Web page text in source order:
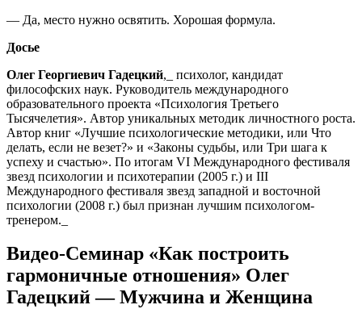
— Да, место нужно освятить. Хорошая формула.
Досье
Олег Георгиевич Гадецкий,_ психолог, кандидат
философских наук. Руководитель международного
образовательного проекта «Психология Третьего
Тысячелетия». Автор уникальных методик личностного роста.
Автор книг «Лучшие психологические методики, или Что
делать, если не везет?» и «Законы судьбы, или Три шага к
успеху и счастью». По итогам VI Международного фестиваля
звезд психологии и психотерапии (2005 г.) и III
Международного фестиваля звезд западной и восточной
психологии (2008 г.) был признан лучшим психологом-
тренером._
Видео-Семинар «Как построить
гармоничные отношения» Олег
Гадецкий — Мужчина и Женщина